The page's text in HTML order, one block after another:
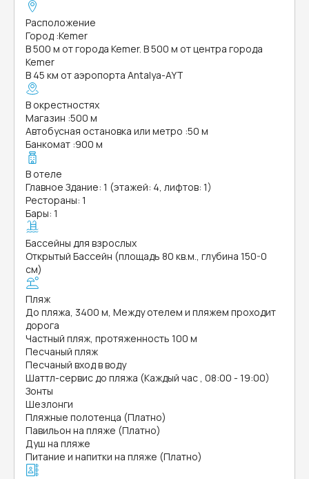
Расположение
Город :Kemer
В 500 м от города Kemer. В 500 м от центра города
Kemer
В 45 км от аэропорта Antalya-AYT
В окрестностях
Магазин :500 м
Автобусная остановка или метро :50 м
Банкомат :900 м
В отеле
Главное Здание: 1 (этажей: 4, лифтов: 1)
Рестораны: 1
Бары: 1
Бассейны для взрослых
Открытый Бассейн (площадь 80 кв.м., глубина 150-0
см)
Пляж
До пляжа, 3400 м, Между отелем и пляжем проходит
дорога
Частный пляж, протяженность 100 м
Песчаный пляж
Песчаный вход в воду
Шаттл-сервис до пляжа (Каждый час , 08:00 - 19:00)
Зонты
Шезлонги
Пляжные полотенца (Платно)
Павильон на пляже (Платно)
Душ на пляже
Питание и напитки на пляже (Платно)